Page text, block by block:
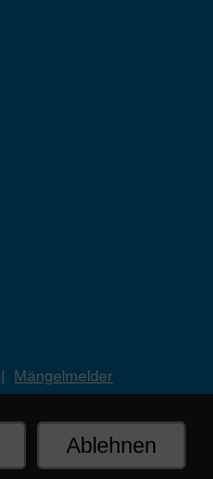
| Mängelmelder
Ablehnen